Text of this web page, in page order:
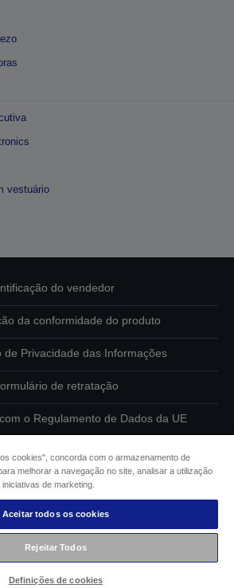
vestuário
do vendedor
da conformidade do produto
de Privacidade das Informações
de retratação
o Regulamento de Dados da UE
sobre cookies
da Epson para com a acessibilidade
© 2026 Seiko Epson
cookies", concorda com o armazenamento de
melhorar a navegação no site, analisar a utilização
de marketing.
Aceitar todos os cookies
Rejeitar Todos
Definições de cookies